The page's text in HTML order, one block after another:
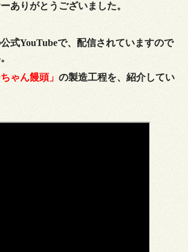
ありがとうございました。
公式YouTubeで、配信されていますので
ゃん饅頭」 の製造工程を、紹介してい